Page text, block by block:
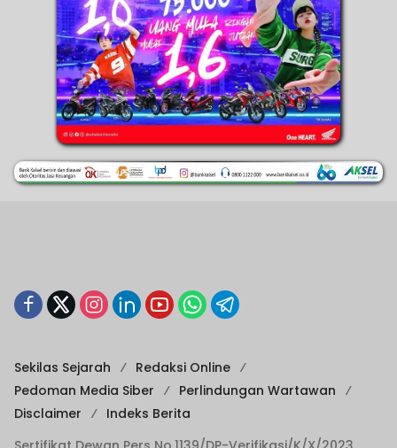
Sekilas Sejarah
Redaksi Online
Pedoman Media Siber
Perlindungan Wartawan
Disclaimer
Indeks Berita